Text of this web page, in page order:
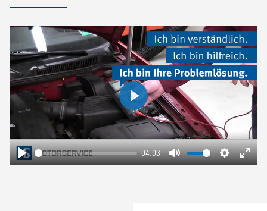
Play
04:03
Mute Settings
Play